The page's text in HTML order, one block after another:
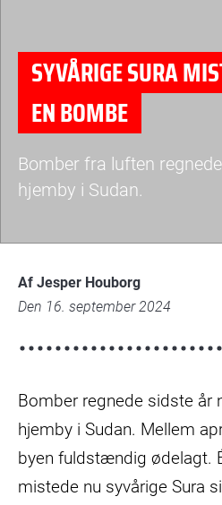
sura-
eore-
scaled.jpg
SYVÅRIGE SURA
EN BOMBE
Bomber fra luften
hjemby i Sudan.
Af Jesper Houborg
Den 16. september 2024
Bomber regnede sidste år
hjemby i Sudan. Mellem
byen fuldstændig ødelagt.
mistede nu syvårige Sura